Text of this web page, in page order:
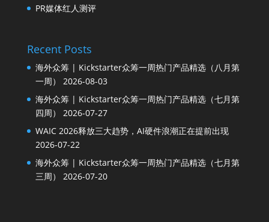
PR媒体红人测评
Recent Posts
海外众筹 | Kickstarter众筹一周热门产品精选（八月第
一周）
2026-08-03
海外众筹 | Kickstarter众筹一周热门产品精选（七月第
四周）
2026-07-27
WAIC 2026释放三大趋势，AI硬件浪潮正在提前出现
2026-07-22
海外众筹 | Kickstarter众筹一周热门产品精选（七月第
三周）
2026-07-20